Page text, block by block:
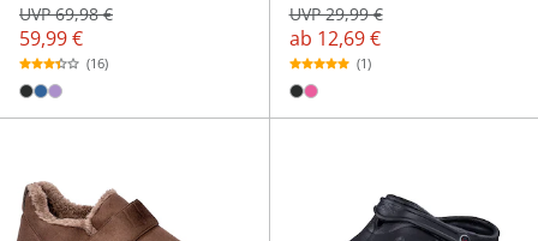
59,99 €
UVP 69,98 €
(16)
ab 12,69 €
UVP 29,99 €
(1)